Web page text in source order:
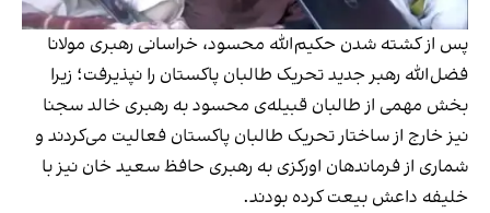
پس از کشته شدن حکیم‌الله محسود، خراسانی رهبری مولانا
فضل‌الله رهبر جدید تحریک طالبان پاکستان را نپذیرفت؛ زیرا
بخش مهمی از طالبان قبیله‌ی محسود به رهبری خالد سجنا
نیز خارج از ساختار تحریک طالبان پاکستان فعالیت می‌کردند و
شماری از فرماندهان اورکزی به رهبری حافظ سعید خان نیز با
خلیفه داعش بیعت کرده بودند.